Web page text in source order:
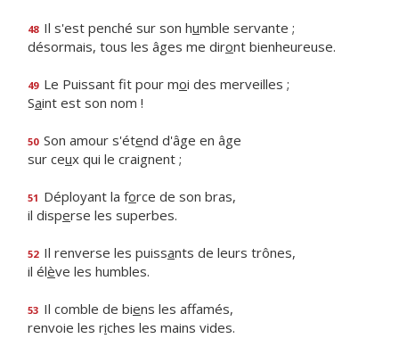
48 Il s'est penché sur son humble servante ;
désormais, tous les âges me diront bienheureuse.
49 Le Puissant fit pour moi des merveilles ;
Saint est son nom !
50 Son amour s'étend d'âge en âge
sur ceux qui le craignent ;
51 Déployant la force de son bras,
il disperse les superbes.
52 Il renverse les puissants de leurs trônes,
il élève les humbles.
53 Il comble de biens les affamés,
renvoie les riches les mains vides.